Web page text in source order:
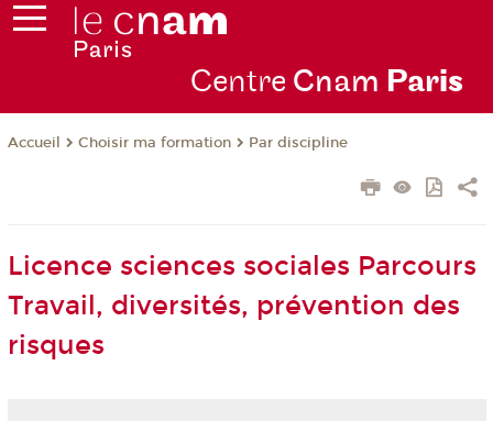
Centre Cnam Paris
Accueil Choisir ma formation Par discipline
Licence sciences sociales Parcours
Travail, diversités, prévention des
risques